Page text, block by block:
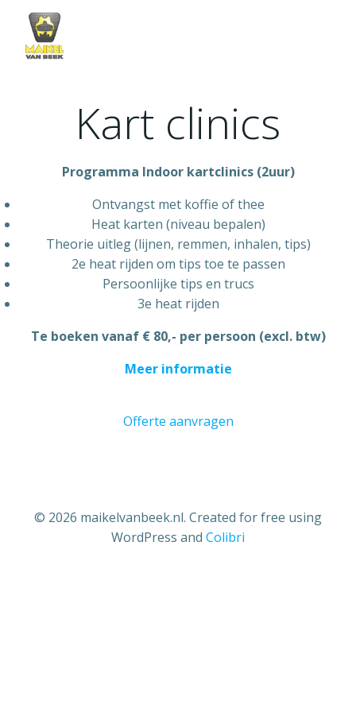
Kart clinics
Programma Indoor kartclinics (2uur)
Ontvangst met koffie of thee
Heat karten (niveau bepalen)
Theorie uitleg (lijnen, remmen, inhalen, tips)
2e heat rijden om tips toe te passen
Persoonlijke tips en trucs
3e heat rijden
Te boeken vanaf € 80,- per persoon (excl. btw)
Meer informatie
Offerte aanvragen
© 2026 maikelvanbeek.nl. Created for free using
WordPress and Colibri